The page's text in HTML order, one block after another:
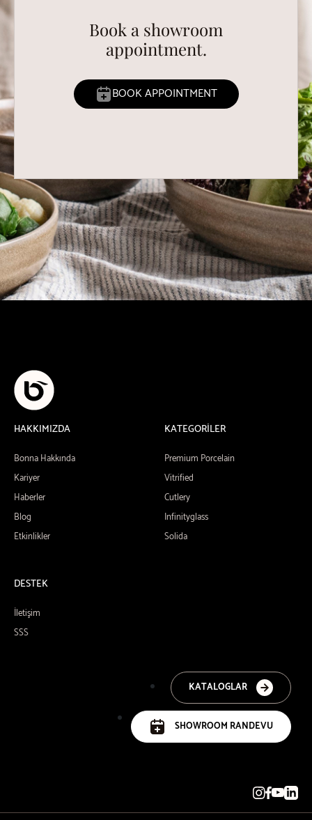
Book a showroom
appointment.
BOOK APPOINTMENT
HAKKIMIZDA
Bonna Hakkında
Kariyer
Haberler
Blog
Etkinlikler
KATEGORİLER
Premium Porcelain
Vitrified
Cutlery
Infinityglass
Solida
DESTEK
İletişim
SSS
KATALOGLAR
SHOWROOM RANDEVU